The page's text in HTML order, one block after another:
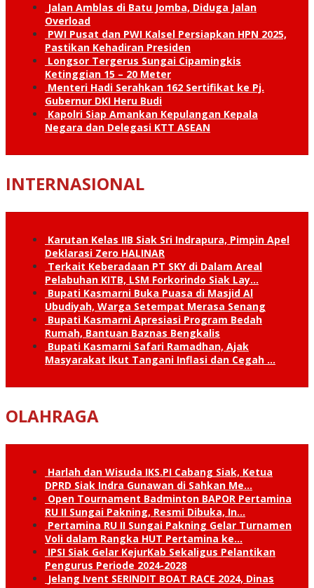
Jalan Amblas di Batu Jomba, Diduga Jalan
Overload
PWI Pusat dan PWI Kalsel Persiapkan HPN 2025,
Pastikan Kehadiran Presiden
Longsor Tergerus Sungai Cipamingkis
Ketinggian 15 – 20 Meter
Menteri Hadi Serahkan 162 Sertifikat ke Pj.
Gubernur DKI Heru Budi
Kapolri Siap Amankan Kepulangan Kepala
Negara dan Delegasi KTT ASEAN
INTERNASIONAL
Karutan Kelas IIB Siak Sri Indrapura, Pimpin Apel
Deklarasi Zero HALINAR
Terkait Keberadaan PT SKY di Dalam Areal
Pelabuhan KITB, LSM Forkorindo Siak Lay…
Bupati Kasmarni Buka Puasa di Masjid Al
Ubudiyah, Warga Setempat Merasa Senang
Bupati Kasmarni Apresiasi Program Bedah
Rumah, Bantuan Baznas Bengkalis
Bupati Kasmarni Safari Ramadhan, Ajak
Masyarakat Ikut Tangani Inflasi dan Cegah …
OLAHRAGA
Harlah dan Wisuda IKS.PI Cabang Siak, Ketua
DPRD Siak Indra Gunawan di Sahkan Me…
Open Tournament Badminton BAPOR Pertamina
RU II Sungai Pakning, Resmi Dibuka, In…
Pertamina RU II Sungai Pakning Gelar Turnamen
Voli dalam Rangka HUT Pertamina ke…
IPSI Siak Gelar KejurKab Sekaligus Pelantikan
Pengurus Periode 2024-2028
Jelang Ivent SERINDIT BOAT RACE 2024, Dinas